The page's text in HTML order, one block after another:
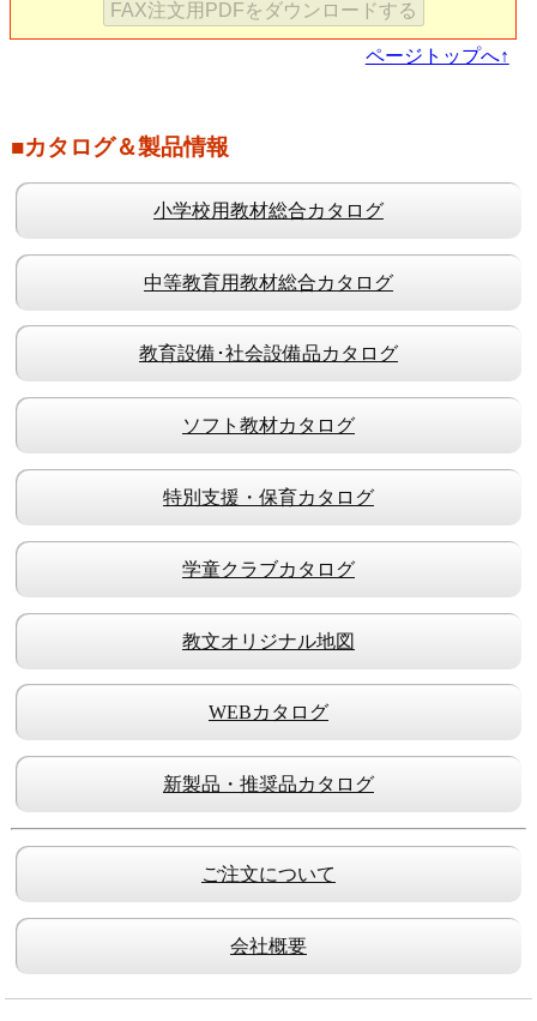
新日本教文は当サイトを日本国内からのアクセス、使用お
よび閲覧に対してご提供致します。
お客様が当サイトへアクセス、使用および閲覧する時は、
お客様が日本国外から当サイトにアクセスするのは自分の
意志で行うのであって、お客様が現在いる場所の法律が適
用される限りにおいて、その遵守に責任を負うことになり
ます。
当サイトはその成立、効力、解釈、履行について、日本国
当サイトにアクセスし、当サイトを使用、閲覧することに
なります。
条件（以下「当条件」という）
■損害に対する責任について
当サイトの使用および閲覧並びにそれらに基づくすべての
結果はお客様の責任で行うことになります。
者も、お客様が当サイトにアクセスすること、または当サ
イトを使用、閲覧することから生じるいかなる損害にも一
切責任を負わないものとします。
コンピュータ機器にプリインストールされているソフトウ
ェアを含むソフトウェアライセンスは、そのソフトウェア
開発元または販売元の使用約定の範囲となり、新日本教文
はその責任を一切負わないものとします。
お客様が製造物責任法（PL法）に基づき予期せぬ被害、災
害、損害を被った場合の責任について新日本教文はその責
任を一切負わないものとします。
■著作物の権利について
ページトップへ↑
■カタログ＆製品情報
小学校用教材総合カタログ
中等教育用教材総合カタログ
教育設備･社会設備品カタログ
ソフト教材カタログ
特別支援・保育カタログ
学童クラブカタログ
教文オリジナル地図
WEBカタログ
新製品・推奨品カタログ
ご注文について
会社概要